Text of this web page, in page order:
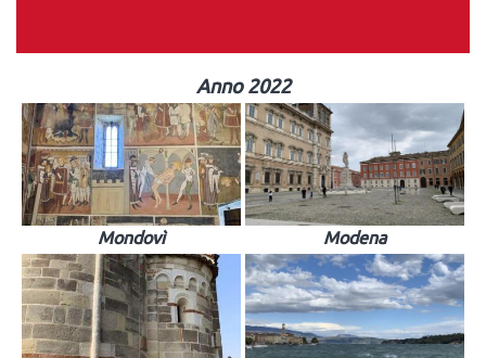
Anno 2022
Mondovì Modena